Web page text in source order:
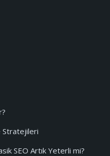
Stratejileri
SEO Artık Yeterli mi?